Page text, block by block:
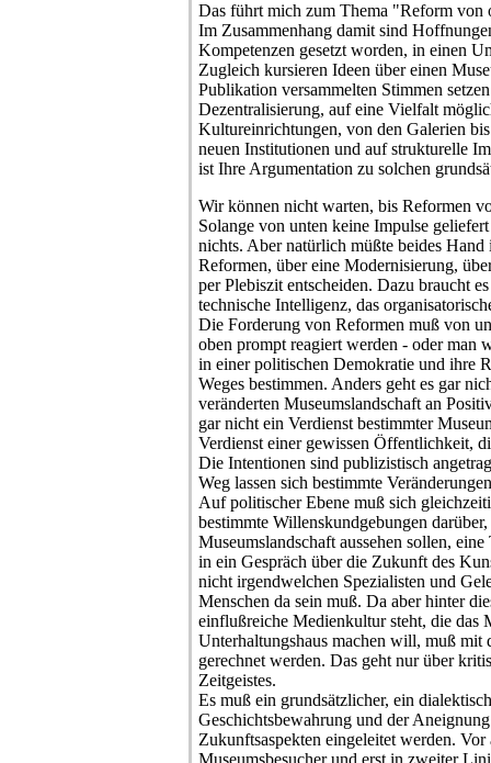
Das führt mich zum Thema "Reform
Im Zusammenhang damit sind
Kompetenzen gesetzt worden, in einen
Zugleich kursieren Ideen über einen
Publikation versammelten Stimmen
Dezentralisierung, auf eine Vielfalt
Kultureinrichtungen, von den Galerien
neuen Institutionen und auf strukturelle
ist Ihre Argumentation zu solchen
Wir können nicht warten, bis Reformen
Solange von unten keine Impulse
nichts. Aber natürlich müßte beides
Reformen, über eine Modernisierung,
per Plebiszit entscheiden. Dazu braucht
technische Intelligenz, das
Die Forderung von Reformen muß von
oben prompt reagiert werden - oder man
in einer politischen Demokratie und ihre
Weges bestimmen. Anders geht es gar
veränderten Museumslandschaft an
gar nicht ein Verdienst bestimmter
Verdienst einer gewissen Öffentlichkeit,
Die Intentionen sind publizistisch
Weg lassen sich bestimmte
Auf politischer Ebene muß sich
bestimmte Willenskundgebungen
Museumslandschaft aussehen sollen,
in ein Gespräch über die Zukunft des
nicht irgendwelchen Spezialisten und
Menschen da sein muß. Da aber hinter
einflußreiche Medienkultur steht, die das
Unterhaltungshaus machen will, muß mit
gerechnet werden. Das geht nur über
Zeitgeistes.
Es muß ein grundsätzlicher, ein
Geschichtsbewahrung und der
Zukunftsaspekten eingeleitet werden.
Museumsbesucher und erst in zweiter